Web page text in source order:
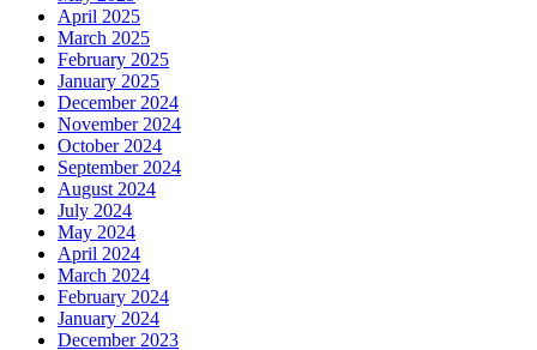
April 2025
March 2025
February 2025
January 2025
December 2024
November 2024
October 2024
September 2024
August 2024
July 2024
May 2024
April 2024
March 2024
February 2024
January 2024
December 2023